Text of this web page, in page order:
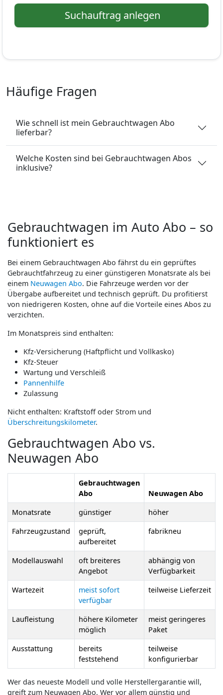
Suchauftrag anlegen
Häufige Fragen
Wie schnell ist mein Gebrauchtwagen Abo
lieferbar?
Welche Kosten sind bei Gebrauchtwagen Abos
inklusive?
Gebrauchtwagen im Auto Abo – so
funktioniert es
Bei einem Gebrauchtwagen Abo fährst du ein geprüftes
Gebrauchtfahrzeug zu einer günstigeren Monatsrate als bei
einem Neuwagen Abo. Die Fahrzeuge werden vor der
Übergabe aufbereitet und technisch geprüft. Du profitierst
von niedrigeren Kosten, ohne auf die Vorteile eines Abos zu
verzichten.
Im Monatspreis sind enthalten:
Kfz-Versicherung (Haftpflicht und Vollkasko)
Kfz-Steuer
Wartung und Verschleiß
Pannenhilfe
Zulassung
Nicht enthalten: Kraftstoff oder Strom und
Überschreitungskilometer.
Gebrauchtwagen Abo vs.
Neuwagen Abo
Gebrauchtwagen
Abo
Neuwagen Abo
Monatsrate
günstiger
höher
Fahrzeugzustand
geprüft,
aufbereitet
fabrikneu
Modellauswahl
oft breiteres
Angebot
abhängig von
Verfügbarkeit
Wartezeit
meist sofort
verfügbar
teilweise Lieferzeit
Laufleistung
höhere Kilometer
möglich
meist geringeres
Paket
Ausstattung
bereits
feststehend
teilweise
konfigurierbar
Wer das neueste Modell und volle Herstellergarantie will,
greift zum Neuwagen Abo. Wer vor allem günstig und